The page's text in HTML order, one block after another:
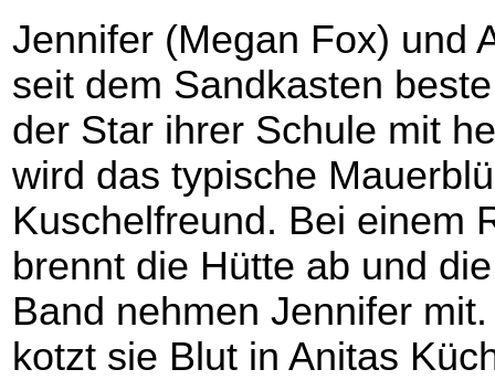
Jennifer (Megan Fox) und
seit dem Sandkasten
der Star ihrer Schule mit
wird das typische
Kuschelfreund. Bei einem
brennt die Hütte ab und
Band nehmen Jennifer
kotzt sie Blut in Anitas